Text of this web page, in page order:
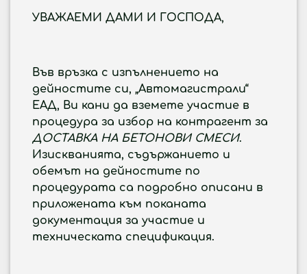
УВАЖАЕМИ ДАМИ И ГОСПОДА,
Във връзка с изпълнението на
дейностите си, „Автомагистрали“
ЕАД, Ви кани да вземете участие в
процедура за избор на контрагент за
ДОСТАВКА НА БЕТОНОВИ СМЕСИ.
Изискванията, съдържанието и
обемът на дейностите по
процедурата са подробно описани в
приложената към поканата
документация за участие и
техническата спецификация.